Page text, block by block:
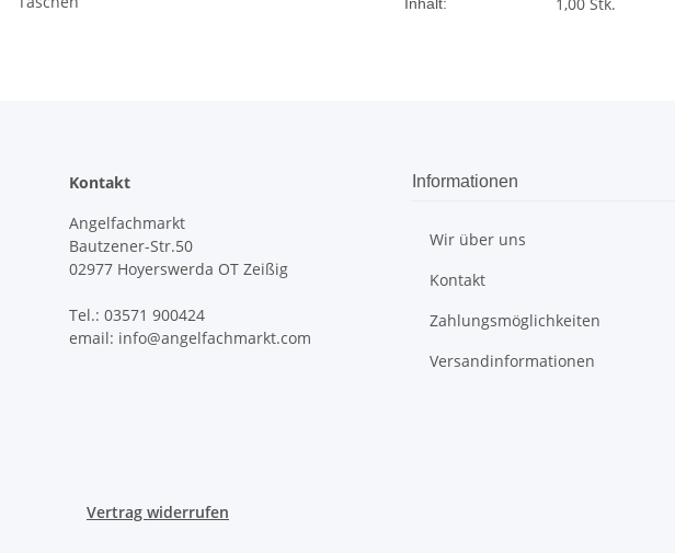
Inhalt:
Kontakt
Angelfachmarkt
Bautzener-Str.50
02977 Hoyerswerda OT Zeißig
Tel.: 03571 900424
email: info@angelfachmarkt.com
Informationen
Wir über uns
Kontakt
Zahlungsmöglichkeiten
Versandinformationen
Vertrag widerrufen